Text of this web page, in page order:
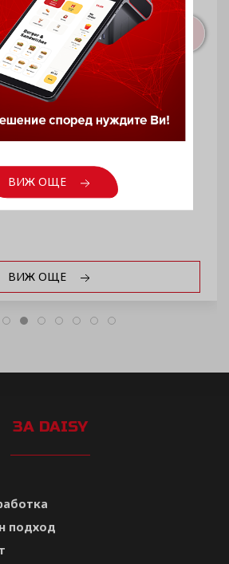
55 LED
ВИЖ ОЩЕ
ЗА DAISY
подход
ВИЖ ОЩЕ